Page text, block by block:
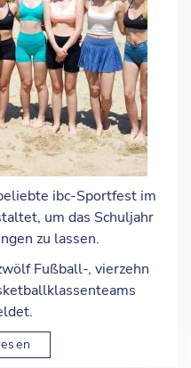
ibc-Sportfest im
um das Schuljahr
zu lassen.
Fußball-, vierzehn